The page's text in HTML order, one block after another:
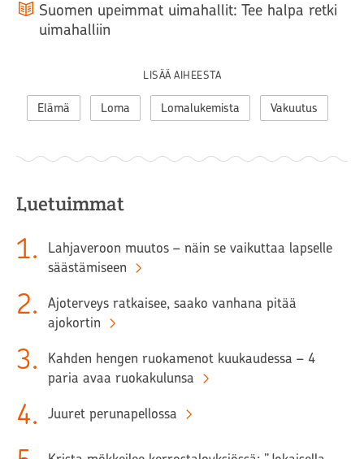
Suomen upeimmat uimahallit: Tee halpa retki
uimahalliin
LISÄÄ AIHEESTA
Elämä Loma Lomalukemista Vakuutus
Luetuimmat
1.
Lahjaveroon muutos – näin se vaikuttaa lapselle
säästämiseen
2.
Ajoterveys ratkaisee, saako vanhana pitää
ajokortin
3.
Kahden hengen ruokamenot kuukaudessa – 4
paria avaa ruokakulunsa
4. Juuret perunapellossa